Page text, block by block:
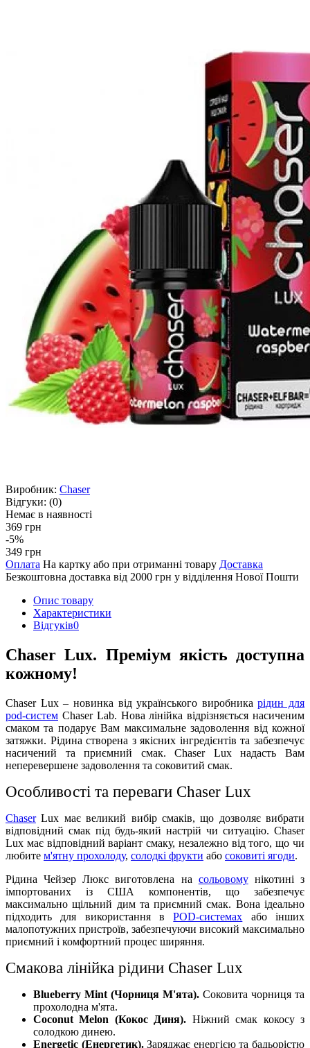
Виробник: Chaser
Відгуки: (0)
Немає в наявності
369 грн
-5%
349 грн
Оплата На картку або при отриманні товару Доставка
Безкоштовна доставка від 2000 грн у відділення Нової Пошти
Опис товару
Характеристики
Відгуків0
Chaser Lux. Преміум якість доступна
кожному!
Chaser Lux – новинка від українського виробникарідин для
pod-систем Chaser Lab. Нова лінійка відрізняється насиченим
смаком та подарує Вам максимальне задоволення від кожної
затяжки. Рідина створена з якісних інгредієнтів та забезпечує
насичений та приємний смак. Chaser Lux надасть Вам
неперевершене задоволення та соковитий смак.
Особливості та переваги Chaser Lux
ChaserLux має великий вибір смаків, що дозволяє вибрати
відповідний смак під будь-який настрій чи ситуацію. Chaser
Lux має відповідний варіант смаку, незалежно від того, що чи
любите м'ятну прохолоду, солодкі фрукти або соковиті ягоди.
Рідина Чейзер Люкс виготовлена на сольовомунікотині з
імпортованих із США компонентів, що забезпечує
максимально щільний дим та приємний смак. Вона ідеально
підходить для використання вPOD-системах або інших
малопотужних пристроїв, забезпечуючи високий максимально
приємний і комфортний процес ширяння.
Смакова лінійка рідини Chaser Lux
Blueberry Mint (Чорниця М'ята). Соковита чорниця та
прохолодна м'ята.
Coconut Melon (Кокос Диня). Ніжний смак кокосу з
солодкою динею.
Energetic (Енергетик).Заряджає енергією та бадьорістю